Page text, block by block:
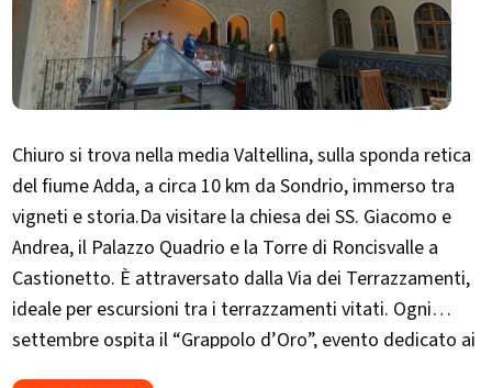
Chiuro si trova nella media Valtellina, sulla sponda retica
del fiume Adda, a circa 10 km da Sondrio, immerso tra
vigneti e storia.Da visitare la chiesa dei SS. Giacomo e
Andrea, il Palazzo Quadrio e la Torre di Roncisvalle a
Castionetto. È attraversato dalla Via dei Terrazzamenti,
ideale per escursioni tra i terrazzamenti vitati. Ogni
settembre ospita il “Grappolo d’Oro”, evento dedicato ai